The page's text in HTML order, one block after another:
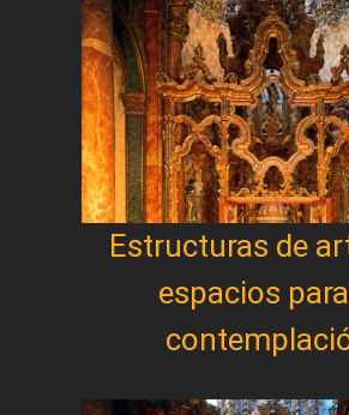
Estructuras de
espacios